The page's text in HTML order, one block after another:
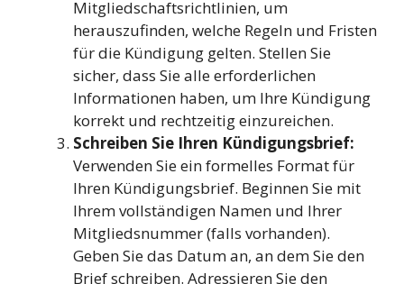
Mitgliedschaftsrichtlinien, um
herauszufinden, welche Regeln und Fristen
für die Kündigung gelten. Stellen Sie
sicher, dass Sie alle erforderlichen
Informationen haben, um Ihre Kündigung
korrekt und rechtzeitig einzureichen.
Schreiben Sie Ihren Kündigungsbrief:
Verwenden Sie ein formelles Format für
Ihren Kündigungsbrief. Beginnen Sie mit
Ihrem vollständigen Namen und Ihrer
Mitgliedsnummer (falls vorhanden).
Geben Sie das Datum an, an dem Sie den
Brief schreiben. Adressieren Sie den